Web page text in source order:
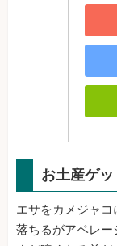
お土産ゲ
エサをカメジャ
落ちるがアベレ